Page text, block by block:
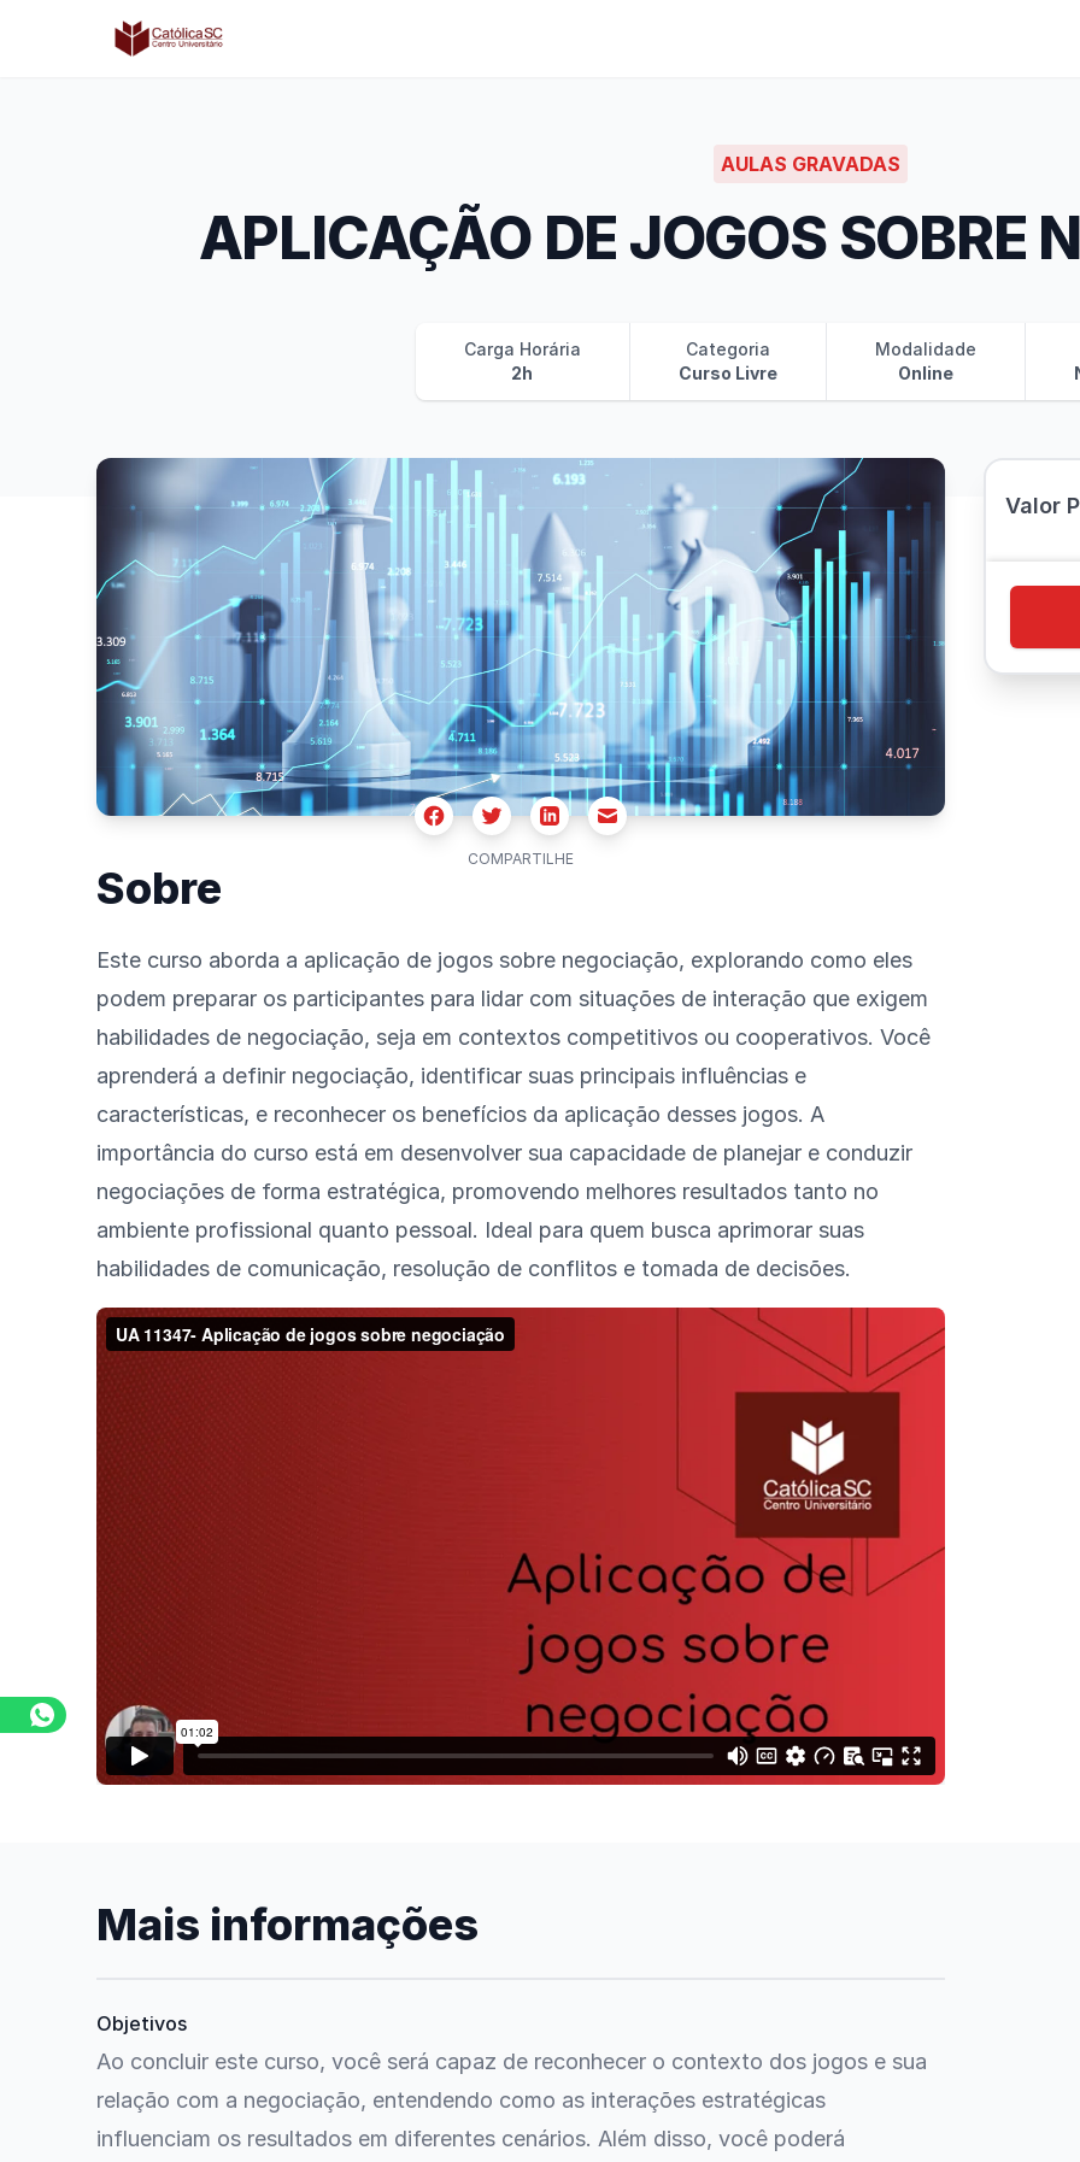
Católica SC | Experts
AULAS GRAVADAS
APLICAÇÃO DE JOGOS SOBRE
Carga Horária
2h
Categoria
Curso Livre
Modalidade
Online
FacebookTwitterLinkedinEmail
COMPARTILHE
Sobre
Este curso aborda a aplicação de jogos sobre negociação, explorando como eles
podem preparar os participantes para lidar com situações de interação que exigem
habilidades de negociação, seja em contextos competitivos ou cooperativos. Você
aprenderá a definir negociação, identificar suas principais influências e
características, e reconhecer os benefícios da aplicação desses jogos. A
importância do curso está em desenvolver sua capacidade de planejar e conduzir
negociações de forma estratégica, promovendo melhores resultados tanto no
ambiente profissional quanto pessoal. Ideal para quem busca aprimorar suas
habilidades de comunicação, resolução de conflitos e tomada de decisões.
Assista o vídeo
Mais informações
Objetivos
Ao concluir este curso, você será capaz de reconhecer o contexto dos jogos e sua
relação com a negociação, entendendo como as interações estratégicas
influenciam os resultados em diferentes cenários. Além disso, você poderá
Valor